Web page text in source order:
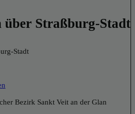
Straßburg-Stadt
Stadt
Bezirk Sankt Veit an der Glan